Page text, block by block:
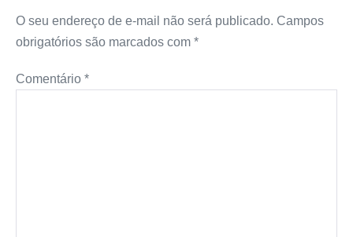
O seu endereço de e-mail não será publicado. Campos
obrigatórios são marcados com *
Comentário *